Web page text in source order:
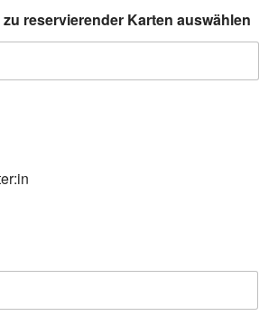
reservierender Karten auswählen